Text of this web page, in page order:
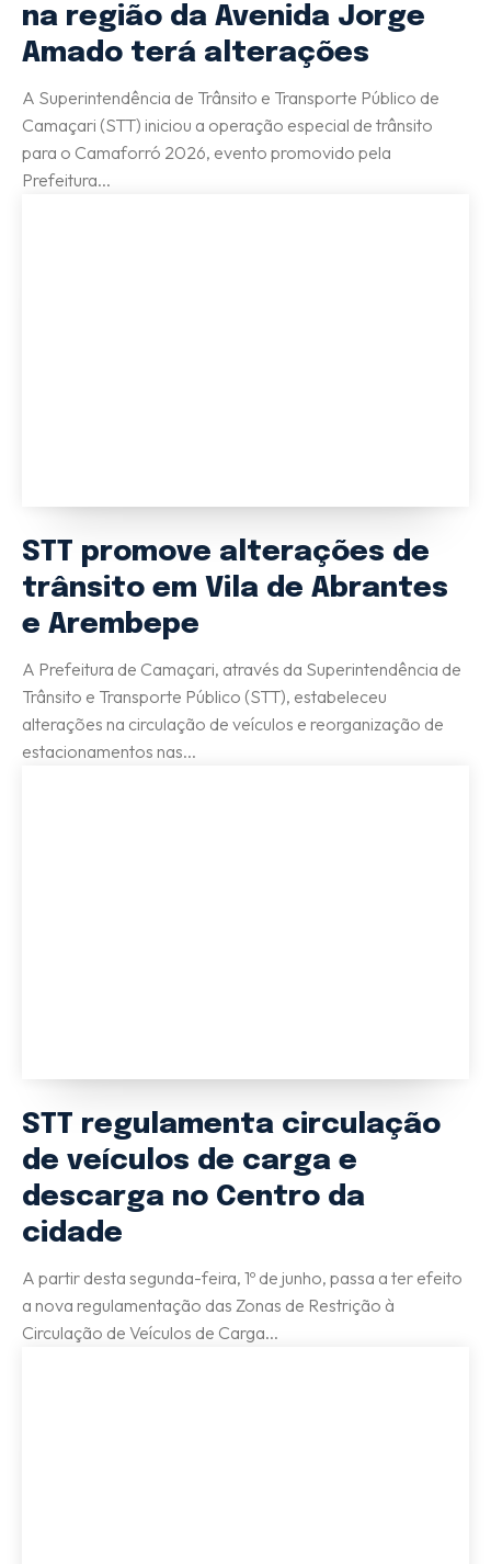
na região da Avenida Jorge
Amado terá alterações
A Superintendência de Trânsito e Transporte Público de
Camaçari (STT) iniciou a operação especial de trânsito
para o Camaforró 2026, evento promovido pela
Prefeitura...
STT promove alterações de
trânsito em Vila de Abrantes
e Arembepe
A Prefeitura de Camaçari, através da Superintendência de
Trânsito e Transporte Público (STT), estabeleceu
alterações na circulação de veículos e reorganização de
estacionamentos nas...
STT regulamenta circulação
de veículos de carga e
descarga no Centro da
cidade
A partir desta segunda-feira, 1º de junho, passa a ter efeito
a nova regulamentação das Zonas de Restrição à
Circulação de Veículos de Carga...